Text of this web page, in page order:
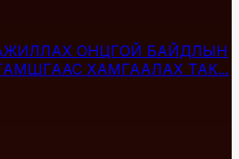
ОНЦГОЙ БАЙДЛЫН
ХАМГААЛАХ ТАК...